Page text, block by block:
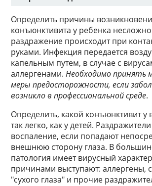
Определить причины
конъюнктивита у ребенка
раздражение происходит при
руками. Инфекция передается
капельным путем, в случае с
аллергенами.Необходимо принять
меры предосторожности, если
возникло в профессиональной среде.
Определить, какой конъюнктивит у
так легко, как у детей.
воспаление, если попадают
внешнюю сторону глаза. В
патология имеет вирусный
причинами выступают: аллергены,
"сухого глаза" и прочие